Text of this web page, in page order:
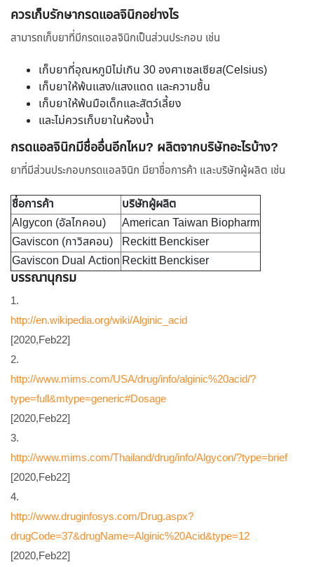
ควรเก็บรักษากรดแอลจินิกอย่างไร
สามารถเก็บยาที่มีกรดแอลจินิกเป็นส่วนประกอบ เช่น
เก็บยาที่อุณหภูมิไม่เกิน 30 องศาเซลเซียส(Celsius)
เก็บยาให้พ้นแสง/แสงแดด และความชื้น
เก็บยาให้พ้นมือเด็กและสัตว์เลี้ยง
และไม่ควรเก็บยาในห้องน้ำ
กรดแอลจินิกมีชื่ออื่นอีกไหม? ผลิตจากบริษัทอะไรบ้าง?
ยาที่มีส่วนประกอบกรดแอลจินิก มียาชื่อการค้า และบริษัทผู้ผลิต เช่น
ชื่อการค้า
บริษัทผู้ผลิต
Algycon (อัลไกคอน)
American Taiwan Biopharm
Gaviscon (กาวิสคอน)
Reckitt Benckiser
Gaviscon Dual Action Reckitt Benckiser
บรรณานุกรม
1.
http://en.wikipedia.org/wiki/Alginic_acid
[2020,Feb22]
2.
http://www.mims.com/USA/drug/info/alginic%20acid/?
type=full&mtype=generic#Dosage
[2020,Feb22]
3.
http://www.mims.com/Thailand/drug/info/Algycon/?type=brief
[2020,Feb22]
4.
http://www.druginfosys.com/Drug.aspx?
drugCode=37&drugName=Alginic%20Acid&type=12
[2020,Feb22]